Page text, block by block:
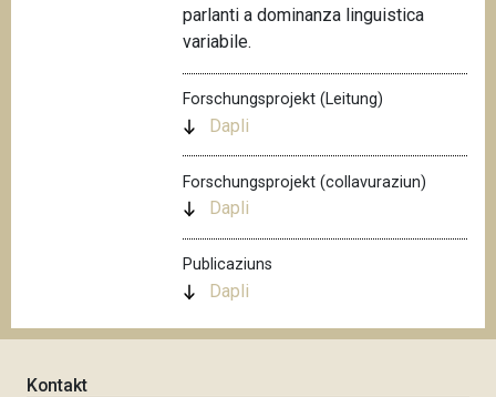
parlanti a dominanza linguistica
variabile.
Forschungsprojekt (Leitung)
Dapli
Forschungsprojekt (collavuraziun)
Dapli
Publicaziuns
Dapli
Kontakt